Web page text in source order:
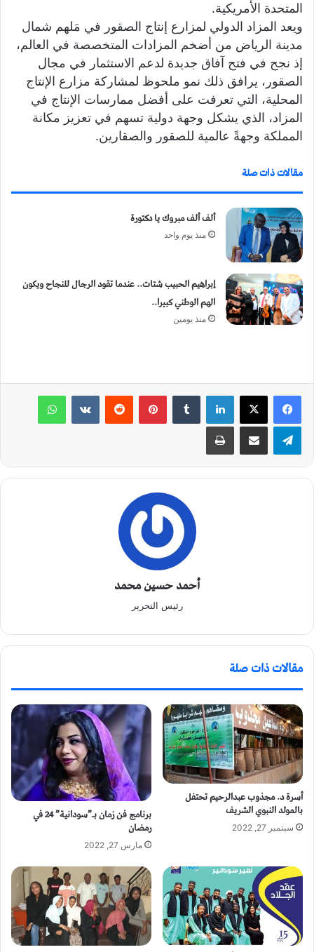
المتحدة الأمريكية.
ويعد المزاد الدولي لمزارع إنتاج الصقور في مَلهم شمال
مدينة الرياض من أضخم المزادات المتخصصة في العالم،
إذ نجح في فتح آفاق جديدة لدعم الاستثمار في مجال
الصقور، يرافق ذلك نمو ملحوظ لمشاركة مزارع الإنتاج
المحلية، التي تعرفت على أفضل ممارسات الإنتاج في
المزاد، الذي يشكل وجهة دولية تسهم في تعزيز مكانة
المملكة وجهةً عالمية للصقور والصقارين.
مقالات ذات صلة
ألف ألف مبروك يا دكتورة
منذ يوم واحد
إبراهيم الحبيب شتات.. عندما تقود الرجال للنجاح ويكون
الهم الوطني كبيرا..
منذ يومين
لينكدإن بينتيريست
أحمد حسين محمد
رئيس التحرير
مقالات ذات صلة
أسرة د. مجذوب عبدالرحيم تحتفل
بالمولد النبوي الشريف
سبتمبر 27, 2022
برنامج فن زمان بـ”سودانية” 24 في
رمضان
مارس 27, 2022